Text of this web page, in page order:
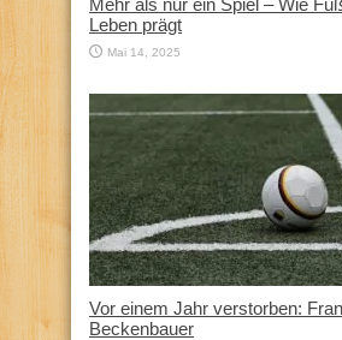
Leben prägt
Mai 14, 2025
Vor einem Jahr verstorben:
Beckenbauer